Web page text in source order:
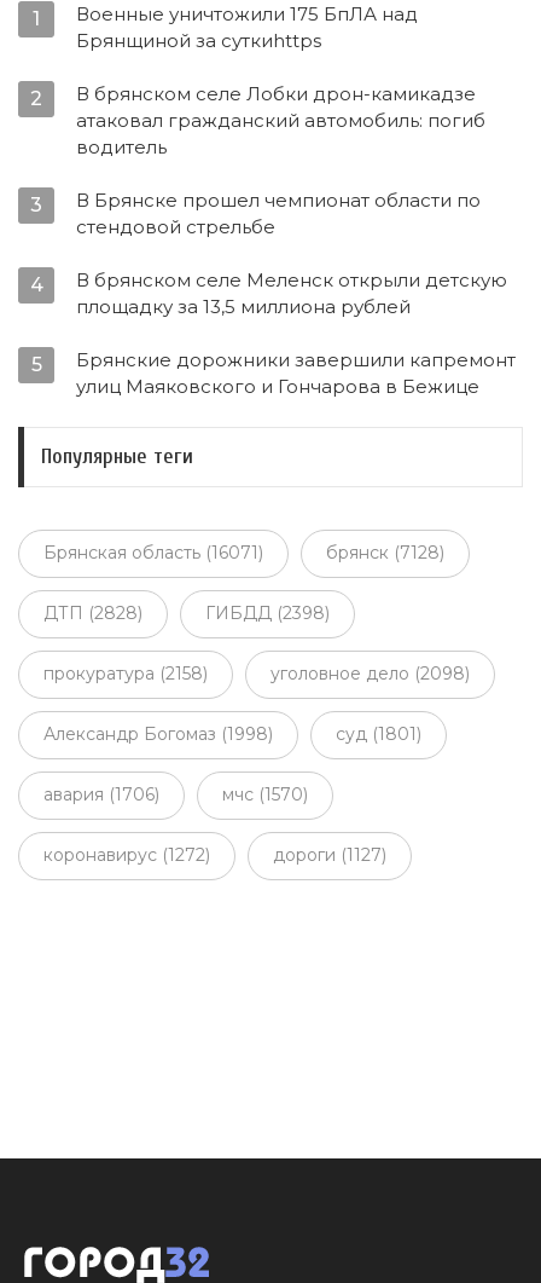
1
Военные уничтожили 175 БпЛА над
Брянщиной за суткиhttps
2
В брянском селе Лобки дрон-камикадзе
атаковал гражданский автомобиль: погиб
водитель
3
В Брянске прошел чемпионат области по
стендовой стрельбе
4
В брянском селе Меленск открыли детскую
площадку за 13,5 миллиона рублей
5
Брянские дорожники завершили капремонт
улиц Маяковского и Гончарова в Бежице
Популярные теги
Брянская область (16071) брянск (7128)
ДТП (2828) ГИБДД (2398)
прокуратура (2158) уголовное дело (2098)
Александр Богомаз (1998) суд (1801)
авария (1706) мчс (1570)
коронавирус (1272) дороги (1127)